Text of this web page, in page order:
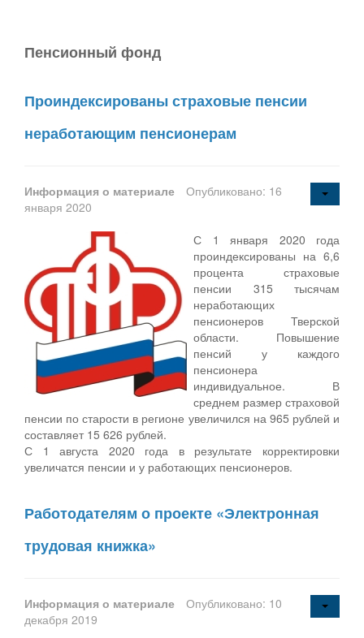
Пенсионный фонд
Проиндексированы страховые пенсии
неработающим пенсионерам
Информация о материале
Опубликовано: 16
января 2020
С 1 января 2020 года
проиндексированы на 6,6
процента страховые
пенсии 315 тысячам
неработающих
пенсионеров Тверской
области. Повышение
пенсий у каждого
пенсионера
индивидуальное. В
среднем размер страховой
пенсии по старости в регионе увеличился на 965 рублей и
составляет 15 626 рублей.
С 1 августа 2020 года в результате корректировки
увеличатся пенсии и у работающих пенсионеров.
Работодателям о проекте «Электронная
трудовая книжка»
Информация о материале
Опубликовано: 10
декабря 2019